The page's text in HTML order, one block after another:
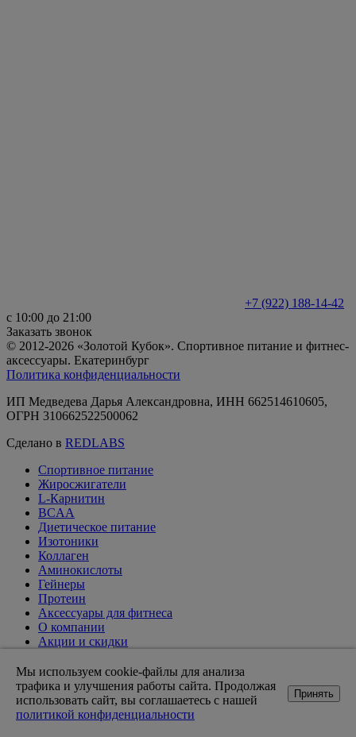
+7 (922) 188-14-42
с 10:00 до 21:00
Заказать звонок
© 2012-2026 «Золотой Кубок». Спортивное питание и фитнес-
аксессуары. Екатеринбург
Политика конфиденциальности
ИП Медведева Дарья Александровна, ИНН 662514610605,
ОГРН 310662522500062
Сделано в REDLABS
Спортивное питание
Жиросжигатели
L-Карнитин
BCAA
Диетическое питание
Изотоники
Коллаген
Аминокислоты
Гейнеры
Протеин
Аксессуары для фитнеса
О компании
Акции и скидки
Доставка и оплата
Оптовикам
Статьи
Возврат товара
Мы используем cookie-файлы для анализа
трафика и улучшения работы сайта. Продолжая
использовать сайт, вы соглашаетесь с нашей
политикой конфиденциальности
Принять